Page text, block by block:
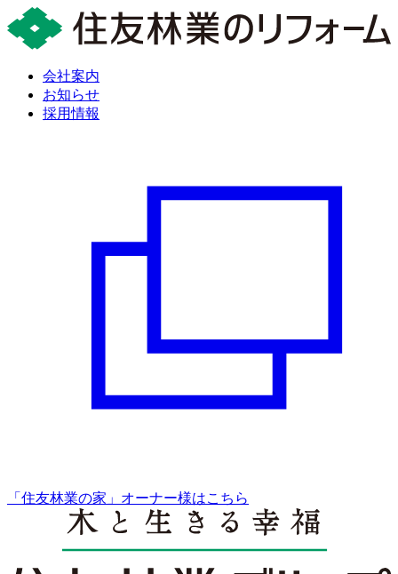
会社案内
お知らせ
採用情報
「住友林業の家」オーナー様はこちら